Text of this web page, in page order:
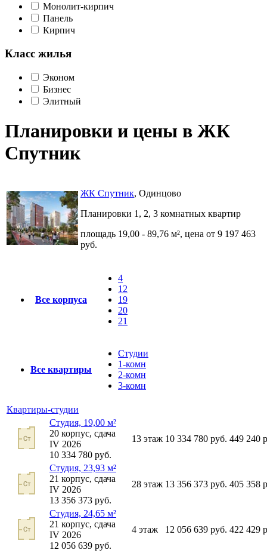
Монолит-кирпич
Панель
Кирпич
Класс жилья
Эконом
Бизнес
Элитный
Планировки и цены в ЖК
Спутник
ЖК Спутник, Одинцово
Планировки 1, 2, 3 комнатных квартир
площадь 19,00 - 89,76 м², цена от 9 197 463
руб.
Все корпуса
4
12
19
20
21
Все квартиры
Студии
1-комн
2-комн
3-комн
Квартиры-студии
Студия, 19,00 м²
20 корпус, сдача
IV 2026
10 334 780 руб.
13 этаж 10 334 780 руб. 449 240
Студия, 23,93 м²
21 корпус, сдача
IV 2026
13 356 373 руб.
28 этаж 13 356 373 руб. 405 358
Студия, 24,65 м²
21 корпус, сдача
IV 2026
12 056 639 руб.
4 этаж 12 056 639 руб. 422 429